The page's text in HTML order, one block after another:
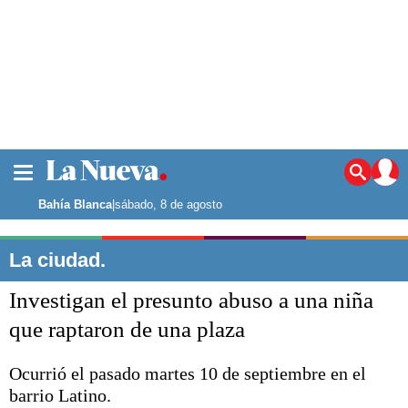
Noticias
La ciudad
Punta Alta
El mundo
Seguridad
Opinión
Deportes
Escenario Olímpico
Bahía Blanca|sábado, 8 de agosto
La ciudad.
Investigan el presunto abuso a una niña
que raptaron de una plaza
Ocurrió el pasado martes 10 de septiembre en el
barrio Latino.